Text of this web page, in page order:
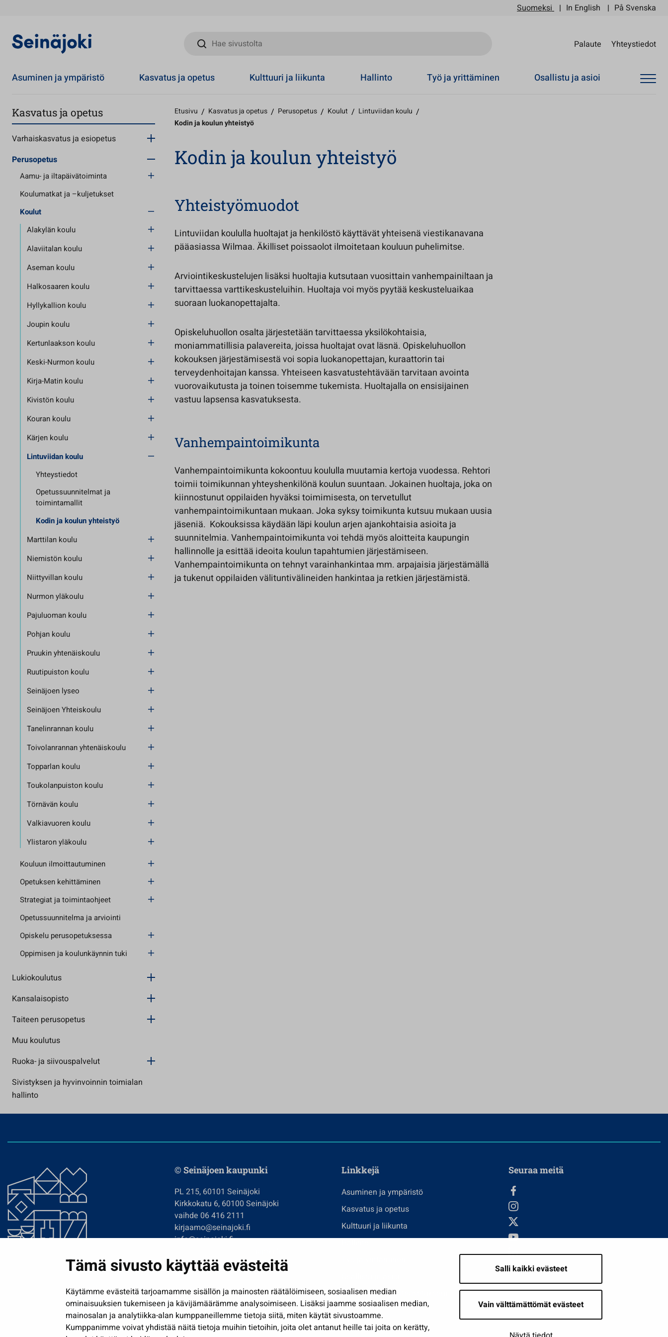
Tämä sivusto käyttää evästeitä
Käytämme evästeitä tarjoamamme sisällön ja mainosten räätälöimiseen, sosiaalisen median
ominaisuuksien tukemiseen ja kävijämäärämme analysoimiseen. Lisäksi jaamme sosiaalisen median,
mainosalan ja analytiikka-alan kumppaneillemme tietoja siitä, miten käytät sivustoamme.
Kumppanimme voivat yhdistää näitä tietoja muihin tietoihin, joita olet antanut heille tai joita on kerätty,
Salli kaikki evästeet
Vain välttämättömät evästeet
Suomeksi In English På Svenska
Hae sivustolta
Palaute Yhteystiedot
Asuminen ja ympäristö Kasvatus ja opetus Kulttuuri ja liikunta Hallinto Työ ja yrittäminen Osallistu ja asioi
Kasvatus ja opetus
Varhaiskasvatus ja esiopetus
Perusopetus
Aamu- ja iltapäivätoiminta
Koulumatkat ja –kuljetukset
Koulut
Alakylän koulu
Alaviitalan koulu
Aseman koulu
Halkosaaren koulu
Hyllykallion koulu
Joupin koulu
Kertunlaakson koulu
Keski-Nurmon koulu
Kirja-Matin koulu
Kivistön koulu
Kouran koulu
Kärjen koulu
Lintuviidan koulu
Yhteystiedot
Opetussuunnitelmat ja
toimintamallit
Kodin ja koulun yhteistyö
Marttilan koulu
Niemistön koulu
Niittyvillan koulu
Nurmon yläkoulu
Pajuluoman koulu
Pohjan koulu
Pruukin yhtenäiskoulu
Ruutipuiston koulu
Seinäjoen lyseo
Seinäjoen Yhteiskoulu
Tanelinrannan koulu
Toivolanrannan yhtenäiskoulu
Topparlan koulu
Toukolanpuiston koulu
Törnävän koulu
Valkiavuoren koulu
Ylistaron yläkoulu
Kouluun ilmoittautuminen
Opetuksen kehittäminen
Strategiat ja toimintaohjeet
Opetussuunnitelma ja arviointi
Opiskelu perusopetuksessa
Oppimisen ja koulunkäynnin tuki
Lukiokoulutus
Kansalaisopisto
Taiteen perusopetus
Muu koulutus
Ruoka- ja siivouspalvelut
Sivistyksen ja hyvinvoinnin toimialan
hallinto
Etusivu / Kasvatus ja opetus / Perusopetus / Koulut / Lintuviidan koulu /
Kodin ja koulun yhteistyö
Kodin ja koulun yhteistyö
Yhteistyömuodot
Lintuviidan koululla huoltajat ja henkilöstö käyttävät yhteisenä viestikanavana
pääasiassa Wilmaa. Äkilliset poissaolot ilmoitetaan kouluun puhelimitse.
Arviointikeskustelujen lisäksi huoltajia kutsutaan vuosittain vanhempainiltaan ja
tarvittaessa varttikeskusteluihin. Huoltaja voi myös pyytää keskusteluaikaa
suoraan luokanopettajalta.
Opiskeluhuollon osalta järjestetään tarvittaessa yksilökohtaisia,
moniammatillisia palavereita, joissa huoltajat ovat läsnä. Opiskeluhuollon
kokouksen järjestämisestä voi sopia luokanopettajan, kuraattorin tai
terveydenhoitajan kanssa. Yhteiseen kasvatustehtävään tarvitaan avointa
vuorovaikutusta ja toinen toisemme tukemista. Huoltajalla on ensisijainen
vastuu lapsensa kasvatuksesta.
Vanhempaintoimikunta
Vanhempaintoimikunta kokoontuu koululla muutamia kertoja vuodessa. Rehtori
toimii toimikunnan yhteyshenkilönä koulun suuntaan. Jokainen huoltaja, joka on
kiinnostunut oppilaiden hyväksi toimimisesta, on tervetullut
vanhempaintoimikuntaan mukaan. Joka syksy toimikunta kutsuu mukaan uusia
jäseniä. Kokouksissa käydään läpi koulun arjen ajankohtaisia asioita ja
suunnitelmia. Vanhempaintoimikunta voi tehdä myös aloitteita kaupungin
hallinnolle ja esittää ideoita koulun tapahtumien järjestämiseen.
Vanhempaintoimikunta on tehnyt varainhankintaa mm. arpajaisia järjestämällä
ja tukenut oppilaiden välituntivälineiden hankintaa ja retkien järjestämistä.
© Seinäjoen kaupunki
PL 215, 60101 Seinäjoki
Kirkkokatu 6, 60100 Seinäjoki
vaihde 06 416 2111
kirjaamo@seinajoki.fi
info@seinajoki.fi
Tilaa uutiskirje
Linkkejä
Asuminen ja ympäristö
Kasvatus ja opetus
Kulttuuri ja liikunta
Näytä omat evästeasetukseni
Seuraa meitä